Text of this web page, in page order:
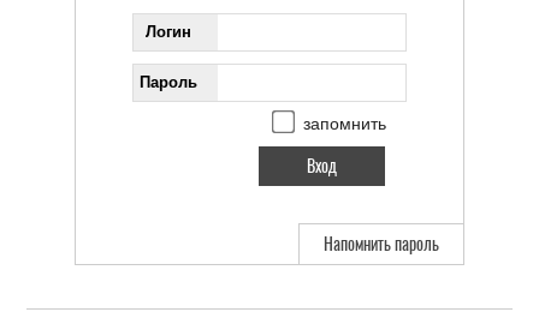
Логин
Пароль
запомнить
Напомнить пароль